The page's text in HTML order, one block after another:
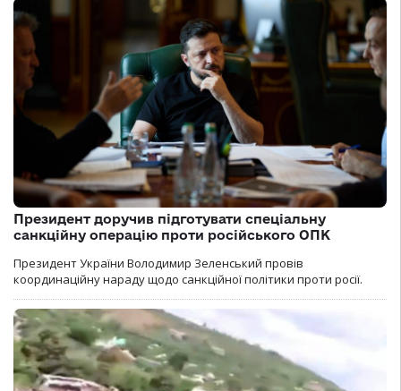
Президент доручив підготувати спеціальну
санкційну операцію проти російського ОПК
Президент України Володимир Зеленський провів
координаційну нараду щодо санкційної політики проти росії.